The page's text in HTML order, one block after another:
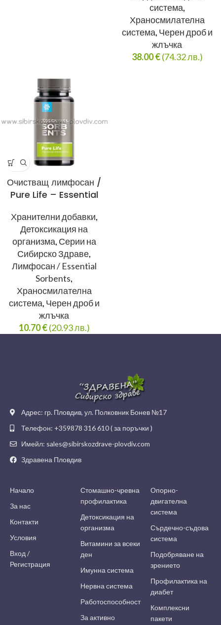
система,
Храносмилателна
система, Черен дроб и
жлъчка
38.00€ (74.32 лв.)
Очистващ лимфосан /
Pure Life – Essential
Хранителни добавки,
Детоксикация на
организма, Серии на
Сибирско Здраве,
Лимфосан / Essential
Sorbents,
Храносмилателна
система, Черен дроб и
жлъчка
10.70€ (20.93 лв.)
Адрес: гр. Пловдив, ул. Полковник Бонев №17
Телефон: +359878 316 610 ( за поръчки )
Имейл: sales@sibirskozdrave-plovdiv.com
Здравена Пловдив
Начало
За нас
Контакти
Условия
Вход /
Регистрация
Стомашно-чревна
профилактика
Детоксикация на
организма
Витамини за всеки
ден
Имунна система
Нервна система
Работоспособност
За активно
Опорно-
двигателна
система
Сърдечно-съдова
система
Подобряване на
зрението
Профилактика на
диабет
Комплексни
пакети